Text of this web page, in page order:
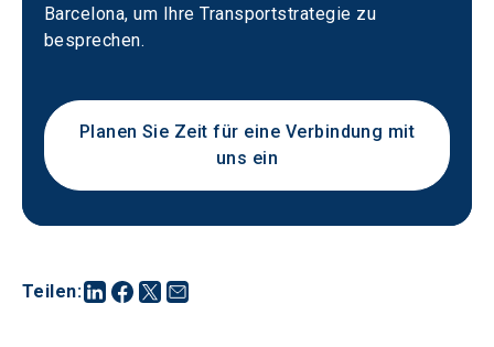
Teilen:
Barcelona, um Ihre Transportstrategie zu
besprechen.
Planen Sie Zeit für eine Verbindung mit
uns ein